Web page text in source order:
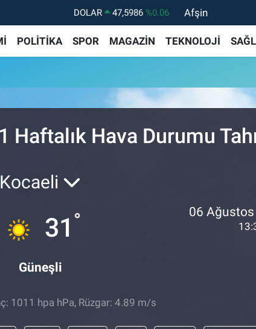
DOLAR 47,5986 %0.06
EURO
55,0700
STERLİN
64,2438 %0.21
BİST100
13.768 %48
Afşin
POLİTİKA SPOR MAGAZİN TEKNOLOJİ
Haftalık Hava Durumu
Kocaeli
31 °
Güneşli
06
1011 hpa hPa, Rüzgar: 4.89 m/s